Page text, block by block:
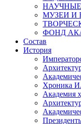
МУЗЕИ И
ФОНД
Состав
История
Хроника
Академия